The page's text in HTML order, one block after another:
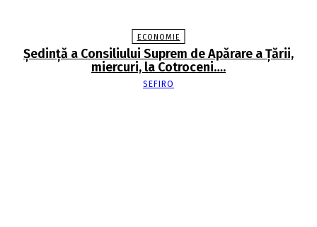
ECONOMIE
Şedinţă a Consiliului Suprem de Apărare a Ţării,
miercuri, la Cotroceni….
SEFIRO